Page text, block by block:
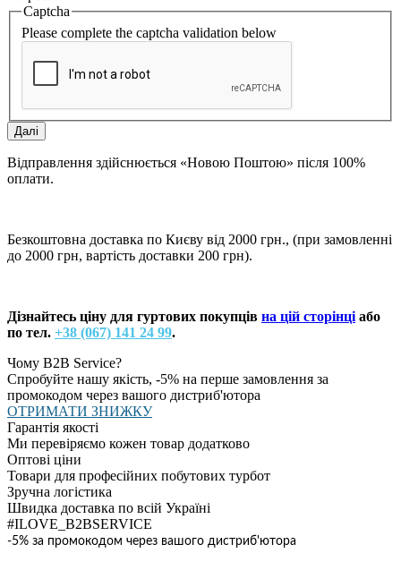
Captcha
Please complete the captcha validation below
Далі
Відправлення здійснюється «Новою Поштою» після 100%
оплати.
Безкоштовна доставка по Києву від 2000 грн., (при замовленні
до 2000 грн, вартість доставки 200 грн).
Дізнайтесь ціну для гуртових покупців на цій сторінці або
по тел. +38 (067) 141 24 99.
Чому B2B Service?
Спробуйте нашу якість, -5% на перше замовлення за
промокодом через вашого дистриб'ютора
ОТРИМАТИ ЗНИЖКУ
Гарантія якості
Ми перевіряємо кожен товар додатково
Оптові ціни
Товари для професійних побутових турбот
Зручна логістика
Швидка доставка по всій Україні
#ILOVE_B2BSERVICE
-5% за промокодом через вашого дистриб'ютора